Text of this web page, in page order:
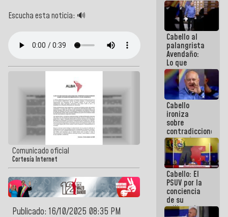
Escucha esta noticia: 🔊
Comunicado oficial
Cortesía Internet
Publicado: 16/10/2025 08:35 PM
Cabello al
palangrista
Avendaño:
Lo que
vayas a
escribir
hazlo hoy
por que no
sabemos si
la semana
que viene
hay
programa
Cabello
ironiza
sobre
contradicciones
y mentiras
de María
Machado:
¡Créanle!
Cabello: El
PSUV por la
conciencia
de su
militancia